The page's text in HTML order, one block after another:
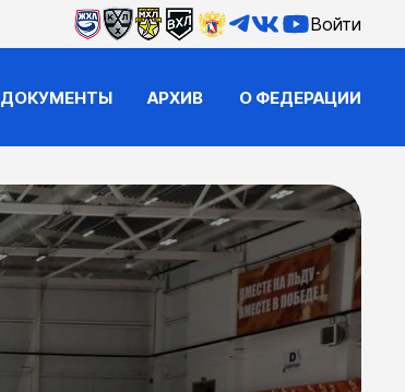
Войти
ДОКУМЕНТЫ АРХИВ О ФЕДЕРАЦИИ